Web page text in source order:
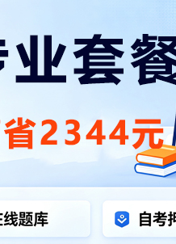
西藏自考大专护理学专业考
考
西藏自考专业 西藏
2025年10月四川 自 考护
2025年10月四川自学护
10月25日、2025年10月26日
四川自考考试安排
2025年10月河北自考护
2025年10月河北自考护
月25日及26日，已报考该专业